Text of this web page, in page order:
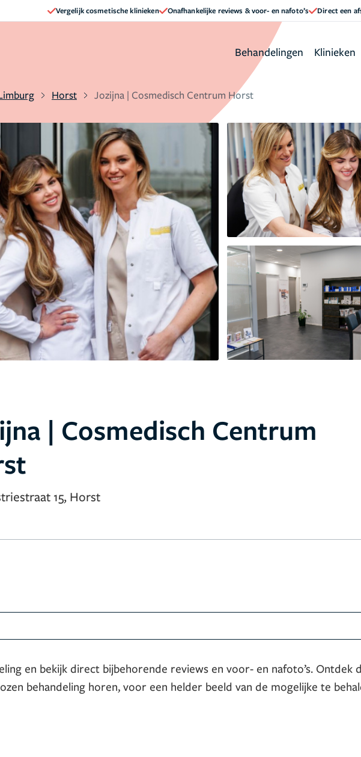
Vergelijk cosmetische klinieken Onafhankelijke reviews & voor- en nafoto’s Direct een
Behandelingen Klinieken
Horst Jozijna | Cosmedisch Centrum Horst
| Cosmedisch Centrum
15, Horst
en bekijk direct bijbehorende reviews en voor- en nafoto’s. Ontdek
behandeling horen, voor een helder beeld van de mogelijke te